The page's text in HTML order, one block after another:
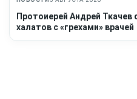
Протоиерей Андрей Ткачев
халатов с «грехами» врачей